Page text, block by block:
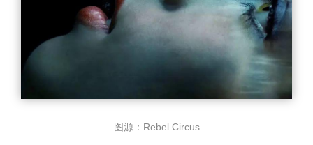
图源：Rebel Circus